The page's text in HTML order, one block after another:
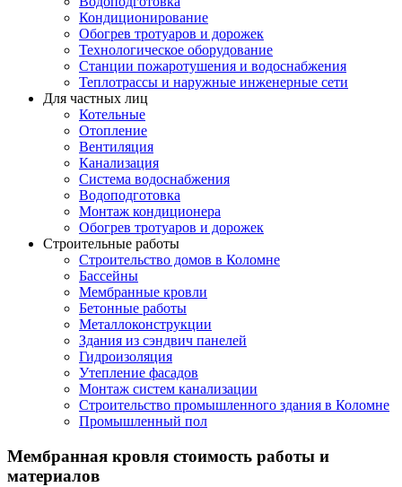
Кондиционирование
Обогрев тротуаров и дорожек
Технологическое оборудование
Станции пожаротушения и водоснабжения
Теплотрассы и наружные инженерные сети
Для частных лиц
Котельные
Отопление
Вентиляция
Канализация
Система водоснабжения
Водоподготовка
Монтаж кондиционера
Обогрев тротуаров и дорожек
Строительные работы
Строительство домов в Коломне
Бассейны
Мембранные кровли
Бетонные работы
Металлоконструкции
Здания из сэндвич панелей
Гидроизоляция
Утепление фасадов
Монтаж систем канализации
Строительство промышленного здания в Коломне
Промышленный пол
Мембранная кровля стоимость работы и
материалов